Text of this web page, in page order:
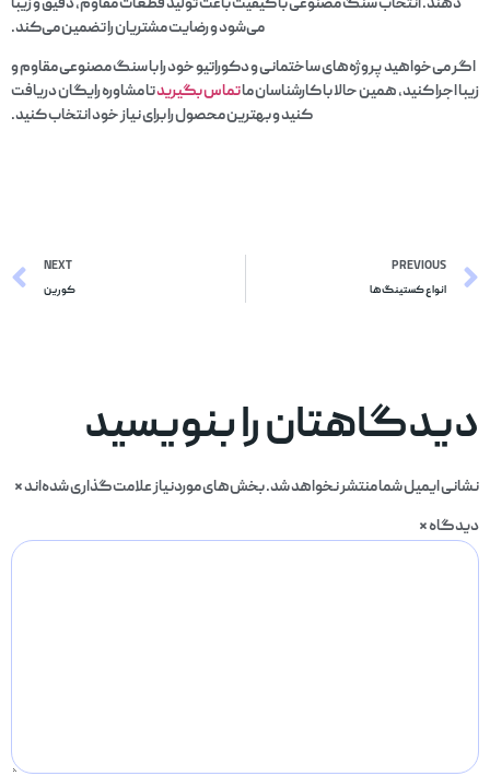
می‌شود و رضایت مشتریان را تضمین می‌کند.
اگر می‌خواهید پروژه‌های ساختمانی و دکوراتیو خود را با سنگ مصنوعی مقاوم و
زیبا اجرا کنید، همین حالا با کارشناسان ماتماسبگیریدتا مشاوره رایگان دریافت
کنید و بهترین محصول را برای نیاز خود انتخاب کنید.
PREVIOUS
انواع کستینگ ها
NEXT
کورین
دیدگاهتان را بنویسید
نشانی ایمیل شما منتشر نخواهد شد.بخش‌های موردنیاز علامت‌گذاری شده‌اند*
دیدگاه*